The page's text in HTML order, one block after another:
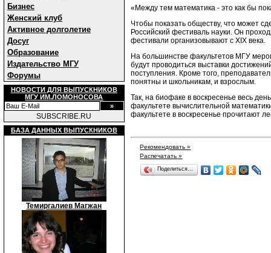
Бизнес
Женский клуб
Активное долголетие
Досуг
Образование
Издательство МГУ
Форумы
НОВОСТИ ДЛЯ ВЫПУСКНИКОВ
МГУ ИМ.ЛОМОНОСОВА
SUBSCRIBE.RU
БАЗА ДАННЫХ ВЫПУСКНИКОВ
Темиргалиев Магжан
«Между тем математика - это как бы
Чтобы показать обществу, что может
Российский фестиваль науки. Он
фестивали организовывают с XIX века.
На большинстве факультетов МГУ
будут проводиться выставки
поступления. Кроме того,
понятны и школьникам, и взрослым.
Так, на биофаке в воскресенье весь
факультете вычислительной
факультете в воскресенье прочитают
Рекомендовать »
Распечатать »
Поделиться…